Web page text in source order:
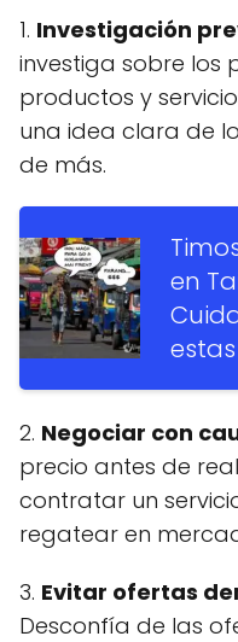
1. Investigación
investiga sobre los
productos y
una idea clara de
de más.
en
2. Negociar con
precio antes de
contratar un
regatear en
3. Evitar ofertas
Desconfía de las